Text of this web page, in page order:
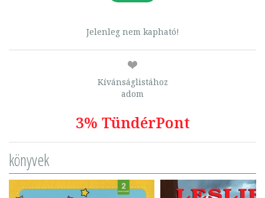
Jelenleg nem kapható!
Kívánságlistához
adom
3% TündérPont
könyvek